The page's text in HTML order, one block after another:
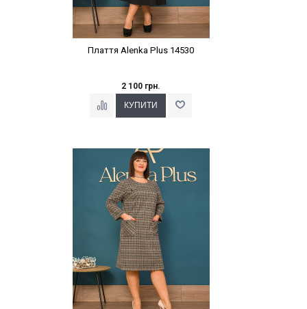
Плаття Alenka Plus 14530
2 100 грн.
Наклейки Варіант з %